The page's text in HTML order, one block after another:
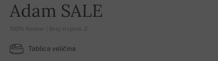
Adam SALE
100% Kašmir | Broj slojeva: 2
Tablica veličina